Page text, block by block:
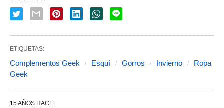
ETIQUETAS:
Complementos Geek Esquí Gorros Invierno
Ropa
Geek
15 AÑOS HACE